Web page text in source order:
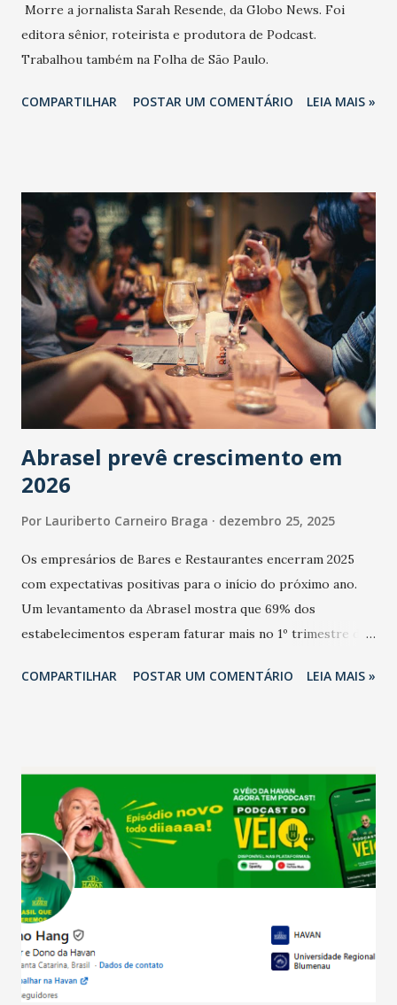
Morre a jornalista Sarah Resende, da Globo News. Foi
editora sênior, roteirista e produtora de Podcast.
Trabalhou também na Folha de São Paulo.
COMPARTILHAR POSTAR UM COMENTÁRIO LEIA MAIS »
Abrasel prevê crescimento em
2026
Por Lauriberto Carneiro Braga dezembro 25, 2025
Os empresários de Bares e Restaurantes encerram 2025
com expectativas positivas para o início do próximo ano.
Um levantamento da Abrasel mostra que 69% dos
estabelecimentos esperam faturar mais no 1º trimestre de
relação ao último trimestre deste ano, 56% também
confraternizações de fim de ano e pelo pagamento do 13º
Salário para um número maior de trabalhadores, já que o
país tem a menor taxa de desemprego dos anos recentes.
Ainda segundo a Pesquisa, em novembro de 2025, 40% dos
bares e restaurantes operaram com lucro e outros 40%
registraram equilíbrio financeiro. Já o percentual de
estabelecimentos no prejuízo ficou em 19%, pouco abaixo
do observado no mês anterior. Outros 1% não existiam em
novembro. Em relação a outubro, o faturamento também
COMPARTILHAR POSTAR UM COMENTÁRIO LEIA MAIS »